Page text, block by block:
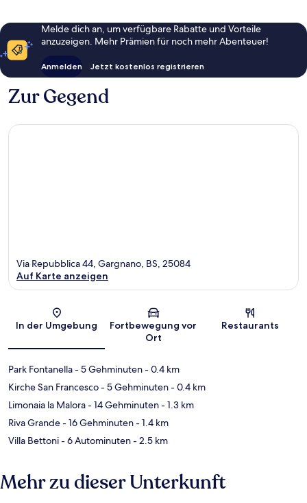
Melde dich an, um verfügbare Rabatte und Vorteile
anzuzeigen. Mehr Prämien für noch mehr Abenteuer!
Anmelden Jetzt kostenlos registrieren
Zur Gegend
Karte
Via Repubblica 44, Gargnano, BS, 25084
Auf Karte anzeigen
In der Umgebung
Fortbewegung vor
Ort
Restaurants
Park Fontanella- 5 Gehminuten- 0.4 km
Kirche San Francesco- 5 Gehminuten- 0.4 km
Limonaia la Malora- 14 Gehminuten- 1.3 km
Riva Grande- 16 Gehminuten- 1.4 km
Villa Bettoni- 6 Autominuten- 2.5 km
Mehr zu dieser Unterkunft